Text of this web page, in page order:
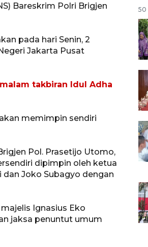
Bareskrim Polri Brigjen
pada hari Senin, 2
Jakarta Pusat
takbiran Idul Adha
memimpin sendiri
Pol. Prasetijo Utomo,
dipimpin oleh ketua
Joko Subagyo dengan
Ignasius Eko
jaksa penuntut umum
50